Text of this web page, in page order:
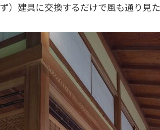
）建具に交換するだけで風も通り見